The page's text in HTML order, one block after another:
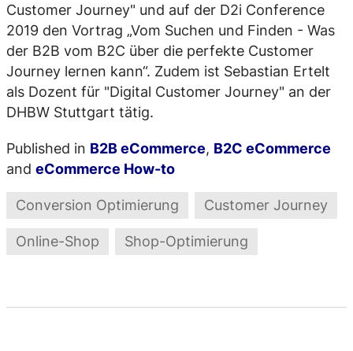
Customer Journey" und auf der D2i Conference
2019 den Vortrag „Vom Suchen und Finden - Was
der B2B vom B2C über die perfekte Customer
Journey lernen kann“. Zudem ist Sebastian Ertelt
als Dozent für "Digital Customer Journey" an der
DHBW Stuttgart tätig.
Published in B2B eCommerce, B2C eCommerce
and eCommerce How-to
Conversion Optimierung Customer Journey
Online-Shop Shop-Optimierung